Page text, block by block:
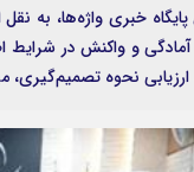
ارزیابی نحوه